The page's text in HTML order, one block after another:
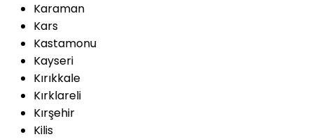
Karaman
Kars
Kastamonu
Kayseri
Kırıkkale
Kırklareli
Kırşehir
Kilis